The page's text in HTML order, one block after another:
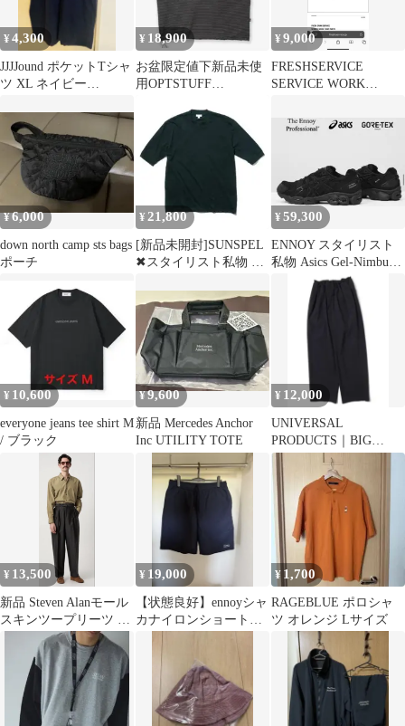
¥4,300
JJJJound ポケットTシャ
ツ XL ネイビー
¥ 18,900
お盆限定値下新品未使
用OPTSTUFF
Tシャツ
¥9,000
FRESHSERVICE
SERVICE WORK
¥6,000
down north camp sts bags
ポーチ
¥ 21,800
[新品未開封]SUNSPEL
✖︎スタイリスト私物 T
¥59,300
ENNOY スタイリスト
私物 Asics Gel-Nimbus 9
¥ 10,600
everyone jeans tee shirt M
/ ブラック
¥9,600
新品 Mercedes Anchor
Inc UTILITY TOTE
¥ 12,000
UNIVERSAL
PRODUCTS｜BIG
WAIST EASY SLACKS
¥ 13,500
新品 Steven Alanモール
スキンツープリーツ ス
ラックス L
¥ 19,000
【状態良好】ennoyシャ
カナイロンショートパ
¥ 1,700
RAGEBLUE ポロシャ
ツ オレンジ Lサイズ